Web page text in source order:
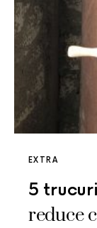
EXTRA
5
reduce